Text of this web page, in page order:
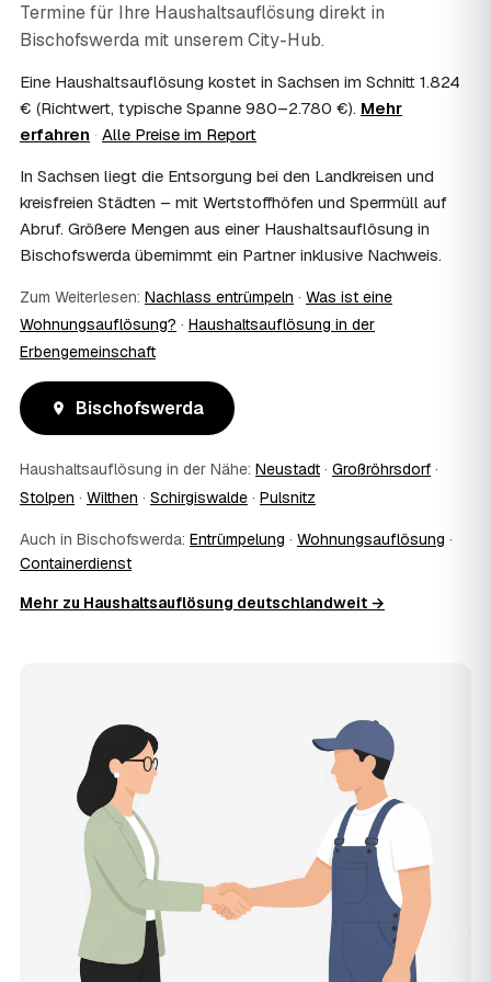
07 Ist die Haushaltsauflösung im Nachlass
steuerlich absetzbar?
Haushaltsauflösung als Nachlassverbindlichkeit die
Erbschaftsteuer mindern, bei vermieteten Objekten teils
als Werbungskosten. Sie erhalten eine ordentliche
Steuerberater – wir liefern die nötigen Unterlagen.
08 Muss ich als Erbe in Bischofswerda vor Ort
anwesend sein?
Nein, Sie müssen nicht durchgängig anwesend sein. Viele
lassen sich per Fotos auf dem Laufenden halten. Eine
kurze Übergabe zu Beginn und zur besenreinen Abnahme
genügt meist.
Ja. Sie erhalten auf Wunsch einen Entsorgungs- bzw.
Verwertungsnachweis über die fachgerechte Entsorgung.
Bischofswerda umweltgerecht und rechtssicher entsorgt
wurde.
frei?
Oft schon innerhalb weniger Tage, in vielen Regionen
Termin stimmt der Partner direkt mit Ihnen ab –
Wohnungs- oder Hausübergabe an Vermieter oder Käufer
in Bischofswerda.
Was kostet die Anfrage über AWL Zentrum?
Die Anfrage über AWL Zentrum ist kostenlos und
unverbindlich. Sie beschreiben Ihr Vorhaben, erhalten
mehrere Festpreis-Angebote geprüfter Anbieter in
Bischofswerda und zahlen nur, wenn Sie sich für ein
Angebot entscheiden.
Warum liegt die Preisspanne in Bischofswerda
zwischen 980 € und 2.780 €?
Der Preis richtet sich vor allem nach Umfang und Zustand
Termine für Ihre Haushaltsauflösung direkt in
Bischofswerda mit unserem City-Hub.
Eine Haushaltsauflösung kostet in Sachsen im Schnitt 1.824
€ (Richtwert, typische Spanne 980–2.780 €). Mehr
erfahren · Alle Preise im Report
In Sachsen liegt die Entsorgung bei den Landkreisen und
kreisfreien Städten – mit Wertstoffhöfen und Sperrmüll auf
Abruf. Größere Mengen aus einer Haushaltsauflösung in
Bischofswerda übernimmt ein Partner inklusive Nachweis.
Zum Weiterlesen: Nachlass entrümpeln · Was ist eine
Wohnungsauflösung? · Haushaltsauflösung in der
Erbengemeinschaft
Bischofswerda
Haushaltsauflösung in der Nähe: Neustadt · Großröhrsdorf ·
Stolpen · Wilthen · Schirgiswalde · Pulsnitz
Auch in Bischofswerda: Entrümpelung · Wohnungsauflösung ·
Containerdienst
Mehr zu Haushaltsauflösung deutschlandweit →